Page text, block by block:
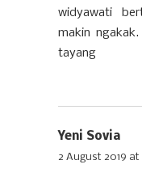
widyawati
makin
tayang
Yeni Sovia
2 August 2019 at